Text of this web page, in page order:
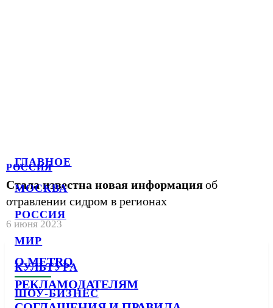
ГЛАВНОЕ
МОСКВА
РОССИЯ
МИР
КУЛЬТУРА
ШОУ-БИЗНЕС
РОССИЯ
Стала известна новая информацияоб
отравлении сидром в регионах
6 июня 2023
О METRO
РЕКЛАМОДАТЕЛЯМ